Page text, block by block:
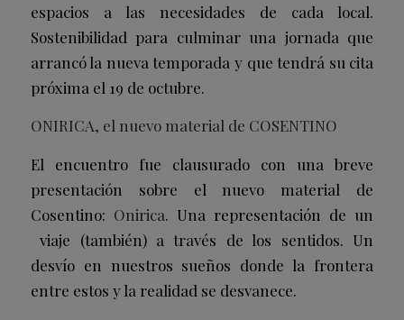
espacios a las necesidades de cada local.
Sostenibilidad para culminar una jornada que
arrancó la nueva temporada y que tendrá su cita
próxima el 19 de octubre.
ONIRICA, el nuevo material de COSENTINO
El encuentro fue clausurado con una breve
presentación sobre el nuevo material de
Cosentino: Onirica. Una representación de un
viaje (también) a través de los sentidos. Un
desvío en nuestros sueños donde la frontera
entre estos y la realidad se desvanece.